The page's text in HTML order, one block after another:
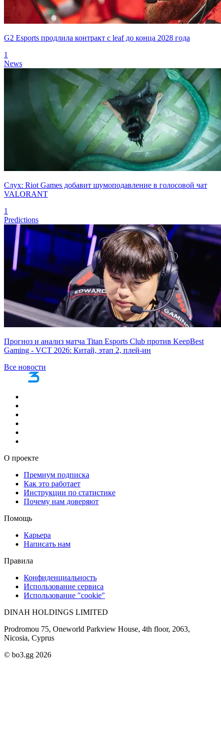
G2 Esports продлила контракт с leaf до конца 2028 года
1
News
Слух: Riot Games добавит шумоподавление в голосовой чат
VALORANT
1
Predictions
Прогноз и анализ матча Titan Esports Club против KeepBest
Gaming - VCT 2026: Китай, этап 2, плей-ин
Все новости
О проекте
Премиум подписка
Как это работает
Инструкции по статистике
Почему нам доверяют
Помощь
Карьера
Написать нам
Правила
Конфиденциальность
Использование сервиса
Использование "cookie"
DINAH HOLDINGS LIMITED
Prodromou 75, Oneworld Parkview House, 4th floor, 2063,
Nicosia, Cyprus
© bo3.gg 2026